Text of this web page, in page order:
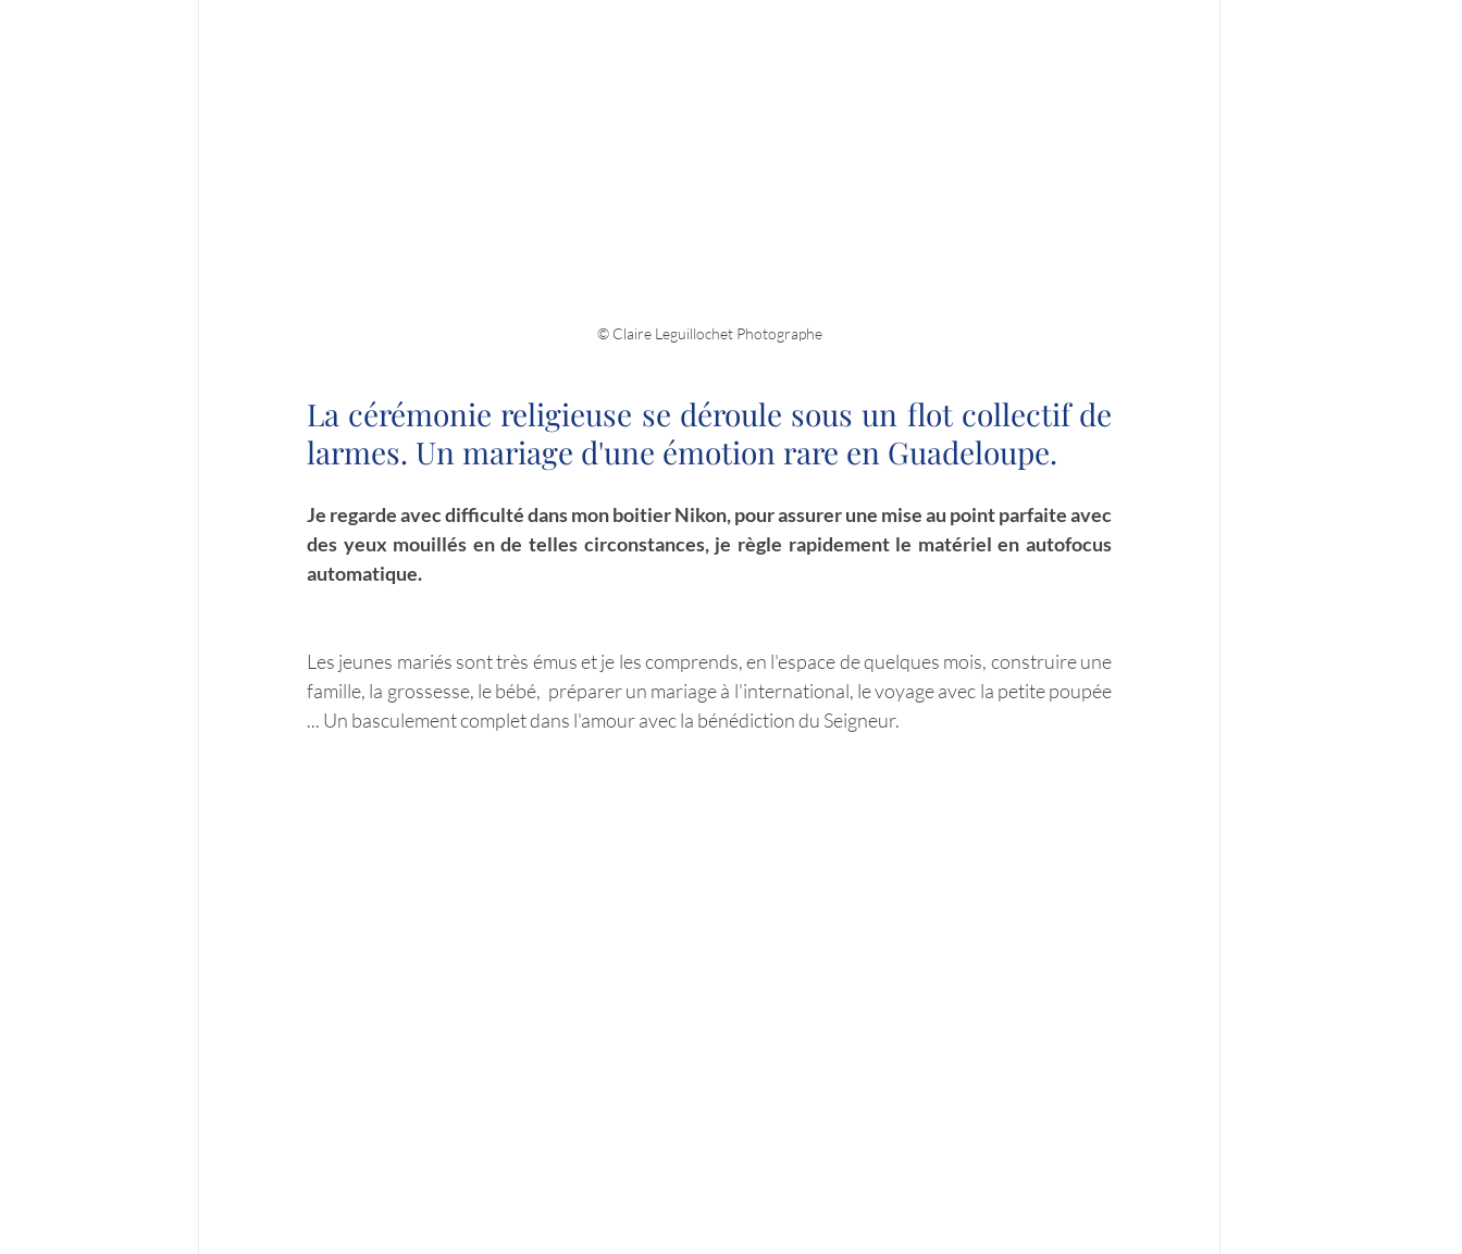
© Claire Leguillochet Photographe
La cérémonie religieuse se déroule sous un flot collectif de
larmes. Un mariage d'une émotion rare en Guadeloupe.
Je regarde avec difficulté dans mon boitier Nikon, pour assurer une mise au point parfaite avec
des yeux mouillés en de telles circonstances, je règle rapidement le matériel en autofocus
automatique.
Les jeunes mariés sont très émus et je les comprends, en l'espace de quelques mois, construire une
famille, la grossesse, le bébé,  préparer un mariage à l'international, le voyage avec la petite poupée
... Un basculement complet dans l'amour avec la bénédiction du Seigneur.